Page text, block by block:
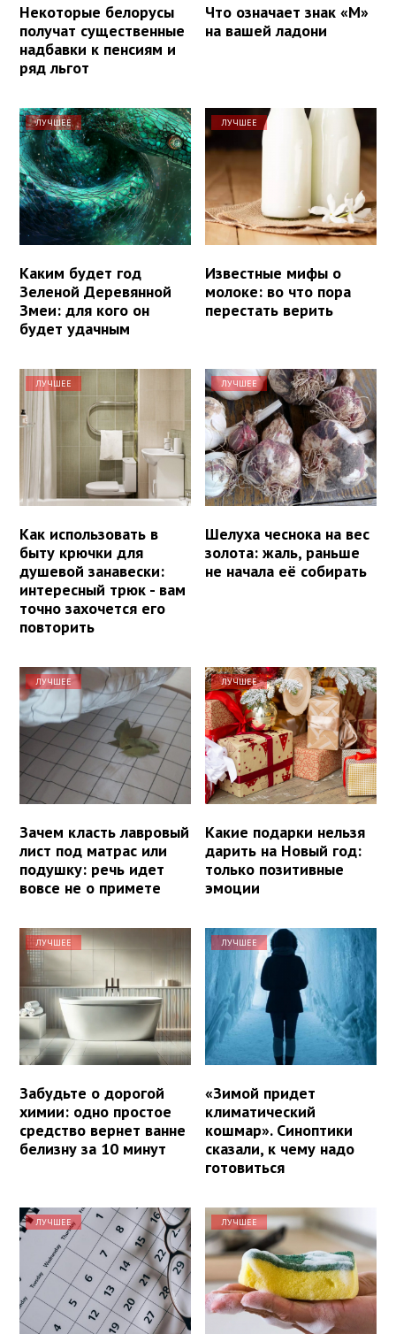
Некоторые белорусы
получат существенные
надбавки к пенсиям и
ряд льгот
Что означает знак «М»
на вашей ладони
ЛУЧШЕЕ
Каким будет год
Зеленой Деревянной
Змеи: для кого он
будет удачным
ЛУЧШЕЕ
Известные мифы о
молоке: во что пора
перестать верить
ЛУЧШЕЕ
Как использовать в
быту крючки для
душевой занавески:
интересный трюк - вам
точно захочется его
повторить
ЛУЧШЕЕ
Шелуха чеснока на вес
золота: жаль, раньше
не начала её собирать
ЛУЧШЕЕ
Зачем класть лавровый
лист под матрас или
подушку: речь идет
вовсе не о примете
ЛУЧШЕЕ
Какие подарки нельзя
дарить на Новый год:
только позитивные
эмоции
ЛУЧШЕЕ
Забудьте о дорогой
химии: одно простое
средство вернет ванне
белизну за 10 минут
ЛУЧШЕЕ
«Зимой придет
климатический
кошмар». Синоптики
сказали, к чему надо
готовиться
ЛУЧШЕЕ ЛУЧШЕЕ